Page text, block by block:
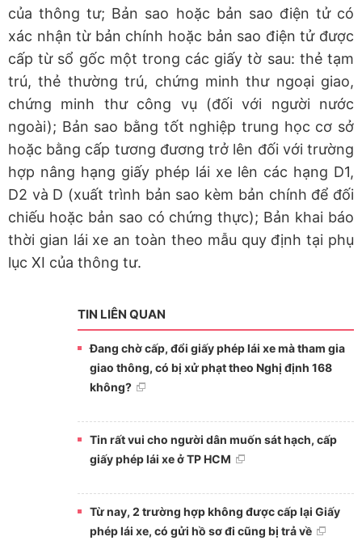
của thông tư; Bản sao hoặc bản sao điện tử có
xác nhận từ bản chính hoặc bản sao điện tử được
cấp từ sổ gốc một trong các giấy tờ sau: thẻ tạm
trú, thẻ thường trú, chứng minh thư ngoại giao,
chứng minh thư công vụ (đối với người nước
ngoài); Bản sao bằng tốt nghiệp trung học cơ sở
hoặc bằng cấp tương đương trở lên đối với trường
hợp nâng hạng giấy phép lái xe lên các hạng D1,
D2 và D (xuất trình bản sao kèm bản chính để đối
chiếu hoặc bản sao có chứng thực); Bản khai báo
thời gian lái xe an toàn theo mẫu quy định tại phụ
lục XI của thông tư.
TIN LIÊN QUAN
Đang chờ cấp, đổi giấy phép lái xe mà tham gia
giao thông, có bị xử phạt theo Nghị định 168
không?
Tin rất vui cho người dân muốn sát hạch, cấp
giấy phép lái xe ở TP HCM
Từ nay, 2 trường hợp không được cấp lại Giấy
phép lái xe, có gửi hồ sơ đi cũng bị trả về